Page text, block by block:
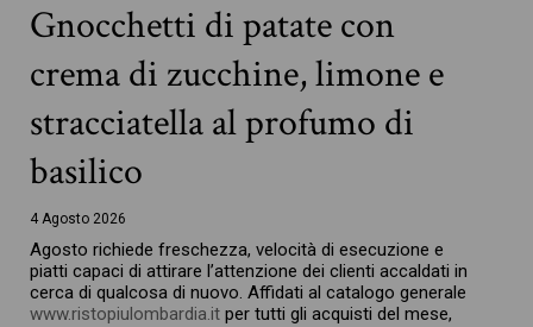
Gnocchetti di patate con
crema di zucchine, limone e
stracciatella al profumo di
basilico
4 Agosto 2026
Agosto richiede freschezza, velocità di esecuzione e
piatti capaci di attirare l’attenzione dei clienti accaldati in
cerca di qualcosa di nuovo. Affidati al catalogo generale
www.ristopiulombardia.it per tutti gli acquisti del mese,